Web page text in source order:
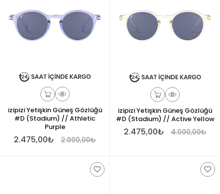
izipizi Yetişkin Güneş Gözlüğü
#D (Stadium) // Athletic
Purple
2.475,00₺ 2.000,00₺
izipizi Yetişkin Güneş Gözlüğü
#D (Stadium) // Active Yellow
2.475,00₺ 4.000,00₺